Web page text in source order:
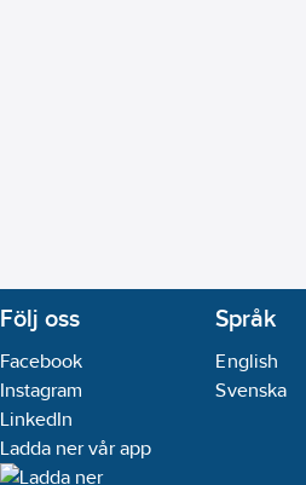
Följ oss
Facebook
Instagram
LinkedIn
Ladda ner vår app
Språk
English
Svenska